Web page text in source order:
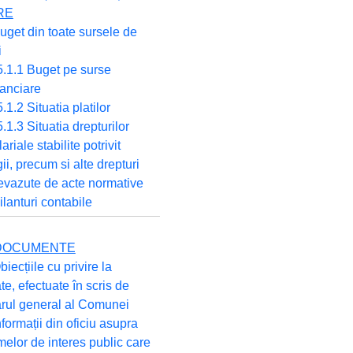
din toate sursele de
Buget pe surse
Situatia platilor
Situatia drepturilor
stabilite potrivit
precum si alte drepturi
de acte normative
contabile
cu privire la
efectuate în scris de
general al Comunei
din oficiu asupra
de interes public care